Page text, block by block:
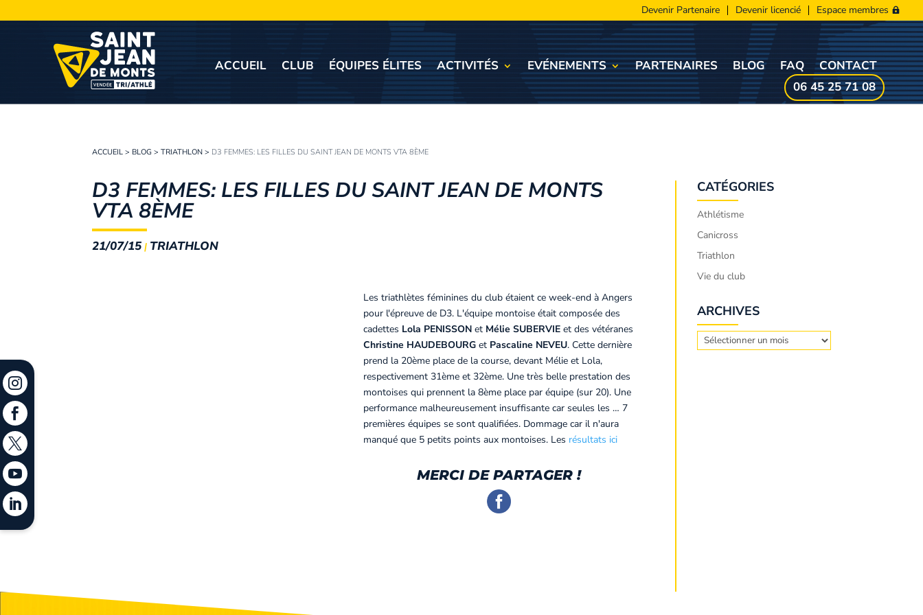
Devenir Partenaire Devenir licencié Espace membres
ACCUEIL CLUB ÉQUIPES ÉLITES ACTIVITÉS EVÉNEMENTS PARTENAIRES BLOG FAQ
CONTACT
06 45 25 71 08
ACCUEIL > BLOG >TRIATHLON > D3 FEMMES: LES FILLES DU SAINT JEAN DE MONTS VTA 8ÈME
D3 FEMMES: LES FILLES DU SAINT JEAN DE MONTS
VTA 8ÈME
21/07/15 | TRIATHLON
Les triathlètes féminines du club étaient ce week-end à Angers
pour l'épreuve de D3. L'équipe montoise était composée des
cadettes Lola PENISSONet Mélie SUBERVIEet des vétéranes
Christine HAUDEBOURGet Pascaline NEVEU. Cette dernière
prend la 20ème place de la course, devant Mélie et Lola,
respectivement 31ème et 32ème. Une très belle prestation des
montoises qui prennent la 8ème place par équipe (sur 20). Une
performance malheureusement insuffisante car seules les … 7
premières équipes se sont qualifiées. Dommage car il n'aura
manqué que 5 petits points aux montoises. Les résultats ici
MERCI DE PARTAGER !
CATÉGORIES
Athlétisme
Canicross
Triathlon
Vie du club
ARCHIVES
Archives